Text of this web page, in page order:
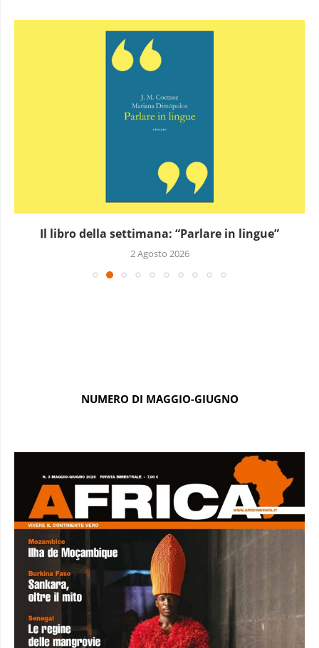
Il libro della settimana: “Parlare in lingue”
2 Agosto 2026
NUMERO DI MAGGIO-GIUGNO